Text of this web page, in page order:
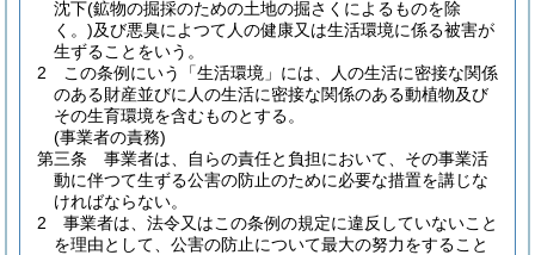
沈下(鉱物の掘採のための土地の掘さくによるものを除
く。)及び悪臭によつて人の健康又は生活環境に係る被害が
生ずることをいう。
2
この条例にいう「生活環境」には、人の生活に密接な関係
のある財産並びに人の生活に密接な関係のある動植物及び
その生育環境を含むものとする。
(事業者の責務)
第三条
事業者は、自らの責任と負担において、その事業活
動に伴つて生ずる公害の防止のために必要な措置を講じな
ければならない。
2
事業者は、法令又はこの条例の規定に違反していないこと
を理由として、公害の防止について最大の努力をすること